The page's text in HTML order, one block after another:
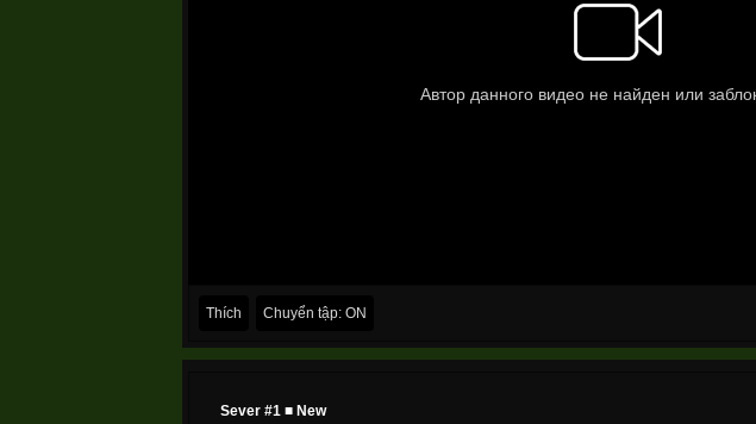
Thích Chuyển tập: ON
Sever #1 ■ New